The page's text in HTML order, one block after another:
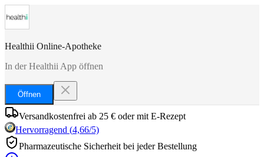
Healthii Online-Apotheke
In der Healthii App öffnen
Öffnen
Versandkostenfrei ab 25 € oder mit E-Rezept
Hervorragend (4,66/5)
Pharmazeutische Sicherheit bei jeder Bestellung